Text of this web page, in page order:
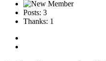
Posts: 3
Thanks: 1